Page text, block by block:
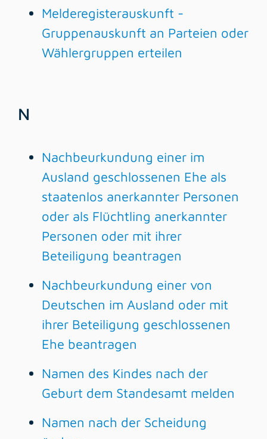
Melderegisterauskunft -
Gruppenauskunft an Parteien oder
Wählergruppen erteilen
N
Nachbeurkundung einer im
Ausland geschlossenen Ehe als
staatenlos anerkannter Personen
oder als Flüchtling anerkannter
Personen oder mit ihrer
Beteiligung beantragen
Nachbeurkundung einer von
Deutschen im Ausland oder mit
ihrer Beteiligung geschlossenen
Ehe beantragen
Namen des Kindes nach der
Geburt dem Standesamt melden
Namen nach der Scheidung